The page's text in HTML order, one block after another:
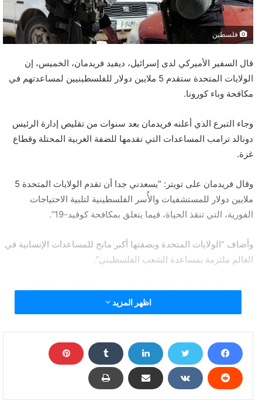
فلسطين
قال السفير الأميركي لدى إسرائيل، ديفيد فريدمان، الخميس، إن
الولايات المتحدة ستقدم 5 ملايين دولار للفلسطينيين لمساعدتهم في
مكافحة وباء كورونا.
وجاء التبرع الذي أعلنه فريدمان بعد سنوات من تقليص إدارة الرئيس
دونالد ترامب المساعدات التي تقدمها للضفة الغربية المحتلة وقطاع
غزة.
وقال فريدمان على تويتر: “يسعدني جدا أن تقدم الولايات المتحدة 5
ملايين دولار للمستشفيات والأُسر الفلسطينية لتلبية الاحتياجات
الفورية، التي تنقذ الحياة، فيما يتعلق بمكافحة كوفيد-19”.
وأضاف “الولايات المتحدة وبصفتها أكبر مانح للمساعدات الإنسانية في
العالم ملتزمة بمساعدة الشعب الفلسطيني”.
وذكرت وزارة الخارجية الأميركية على موقعها الإلكتروني أن الخمسة
ملايين دولار ستكون بمثابة مساعدة دولية في حالات الكوارث من
الفلسطينيين.
وقلصت إدارة ترامب منذ عام 2018 مئات ملايين الدولارات من
المساعدات للفلسطينيين، واعتبر كثيرون التخفيضات محاولة للضغط
اظهر المزيد